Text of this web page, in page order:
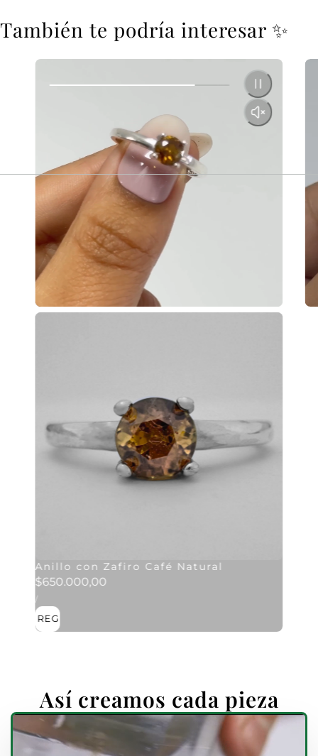
También te podría interesar ✨
Anillo con Zafiro Café Natural
Precio
$650.000,00
AGREGAR
Así creamos cada pieza